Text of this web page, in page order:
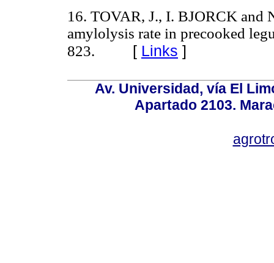
16. TOVAR, J., I. BJORCK and
amylolysis rate in precooked
823.
[ Links ]
Av. Universidad, vía El
Apartado 2103.